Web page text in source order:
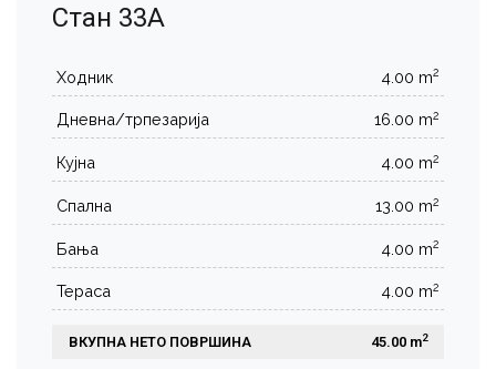
Стан 33А
Ходник 4.00 m2
Дневна/трпезарија 16.00 m2
Кујна 4.00 m2
Спална 13.00 m2
Бања 4.00 m2
Тераса 4.00 m2
ВКУПНА НЕТО ПОВРШИНА 45.00 m2